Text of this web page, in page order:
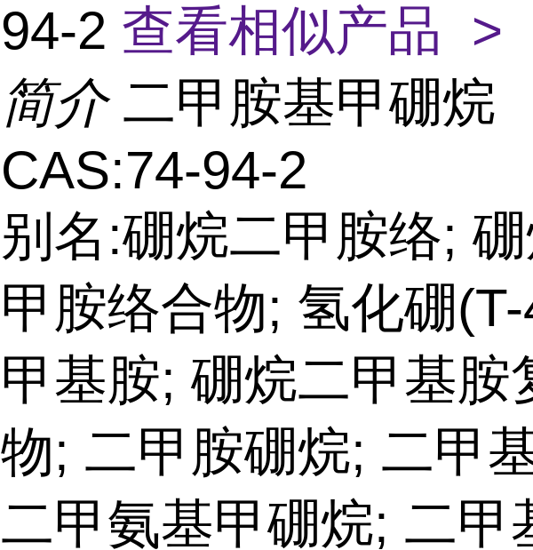
94-2 查看相似产品 >
简介 二甲胺基甲硼烷
CAS:74-94-2
别名:硼烷二甲胺络;
甲胺络合物; 氢化硼
甲基胺; 硼烷二甲基胺
物; 二甲胺硼烷; 二甲
二甲氨基甲硼烷; 二甲